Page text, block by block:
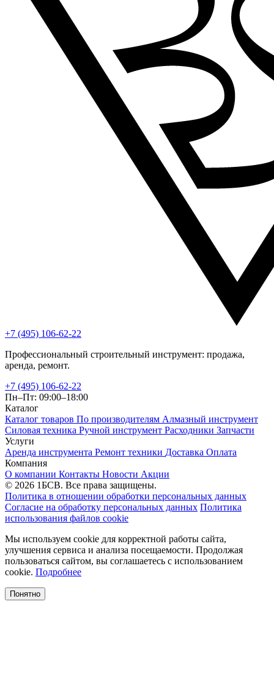
+7 (495) 106-62-22
Профессиональный строительный инструмент: продажа,
аренда, ремонт.
+7 (495) 106-62-22
Пн–Пт: 09:00–18:00
Каталог
Каталог товаров По производителям Алмазный инструмент
Силовая техника Ручной инструмент Расходники Запчасти
Услуги
Аренда инструмента Ремонт техники Доставка Оплата
Компания
О компании Контакты Новости Акции
© 2026 1БСВ. Все права защищены.
Политика в отношении обработки персональных данных
Согласие на обработку персональных данных Политика
использования файлов cookie
Мы используем cookie для корректной работы сайта,
улучшения сервиса и анализа посещаемости. Продолжая
пользоваться сайтом, вы соглашаетесь с использованием
cookie. Подробнее
Понятно